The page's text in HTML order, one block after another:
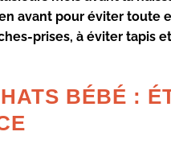
avant pour éviter toute
prises, à éviter
BÉBÉ :